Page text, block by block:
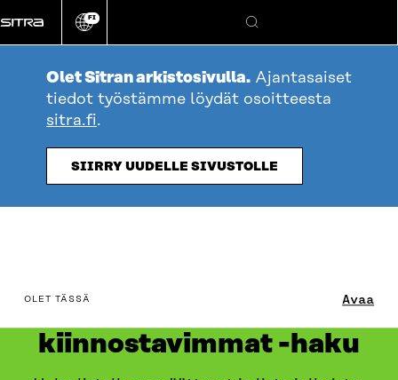
suoraan
sisältöön
Vaihda
kieli
FI
Hae
Olet Sitran arkistosivulla. Ajantasaiset
tiedot työstämme löydät osoitteesta
sitra.fi.
SIIRRY UUDELLE SIVUSTOLLE
kiinnostavimmat -haku
OLET TÄSSÄ Avaa